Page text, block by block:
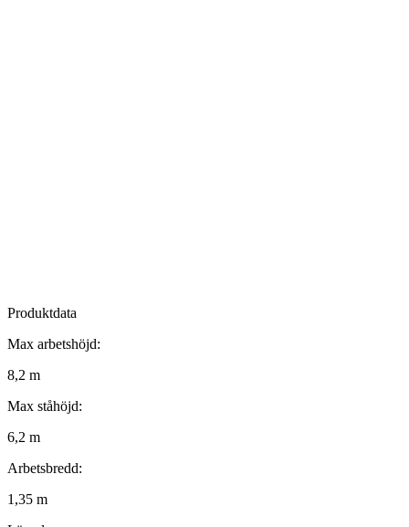
Produktdata
Max arbetshöjd:
8,2 m
Max ståhöjd:
6,2 m
Arbetsbredd:
1,35 m